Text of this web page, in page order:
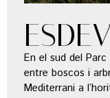
En el sud del
entre boscos i
Mediterrani a